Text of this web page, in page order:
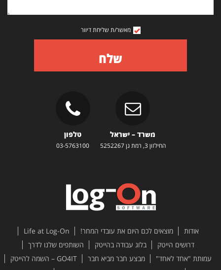
מאשר/ת שליחת דיוור
שלח
משרד – ישראל
החילזון 3, רמת גן 5252267
טלפון
03-5763100
אודות מוצאים לכם היום את עובדי המחר!
Life at Log-On
דרושים הייטק
בלוג עבודה בהייטק
השותפים שלנו לדרך
עמותת "אחד לאחד"
מבצע חבר מביא חבר
GO4IT – השמה להייטק